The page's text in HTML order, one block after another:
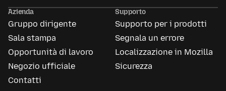
Azienda
Gruppo dirigente
Sala stampa
Opportunità di lavoro
Negozio ufficiale
Contatti
Supporto
Supporto per i prodotti
Segnala un errore
Localizzazione in Mozilla
Sicurezza